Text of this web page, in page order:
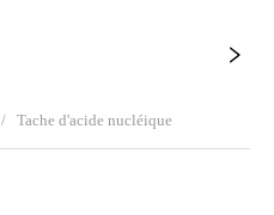
/ Tache d'acide nucléique